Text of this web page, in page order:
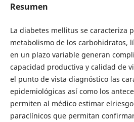
Resumen
La diabetes mellitus se caracteriza
metabolismo de los carbohidratos,
en un plazo variable generan
capacidad productiva y calidad de
el punto de vista diagnóstico las
epidemiológicas así como los
permiten al médico estimar
paraclínicos que permitan